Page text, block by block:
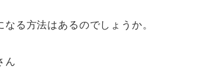
る方法はあるのでしょうか。
ん